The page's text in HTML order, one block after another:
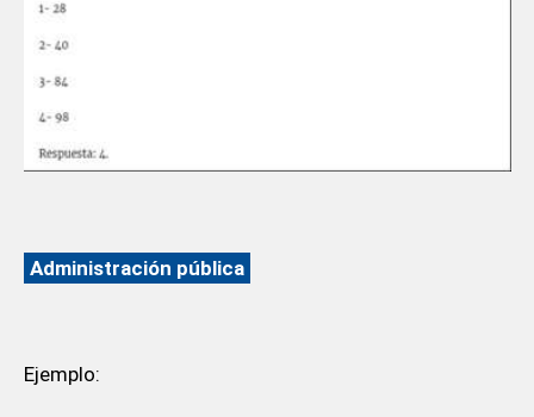
Administración pública
Ejemplo: